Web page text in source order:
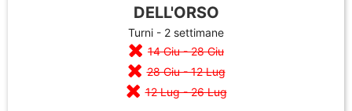
DELL'ORSO
Turni - 2 settimane
14 Giu - 28 Giu
28 Giu - 12 Lug
12 Lug - 26 Lug